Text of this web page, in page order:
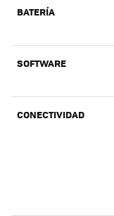
BATERÍA
SOFTWARE
CONECTIVIDAD